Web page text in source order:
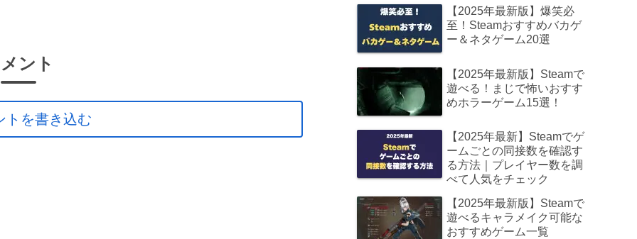
ント
トを書き込む
【2025年最新版】爆笑必
至！Steamおすすめバカゲ
ー＆ネタゲーム20選
【2025年最新版】Steamで
遊べる！まじで怖いおすす
めホラーゲーム15選！
【2025年最新】Steamでゲ
ームごとの同接数を確認す
る方法｜プレイヤー数を調
べて人気をチェック
【2025年最新版】Steamで
遊べるキャラメイク可能な
おすすめゲーム一覧